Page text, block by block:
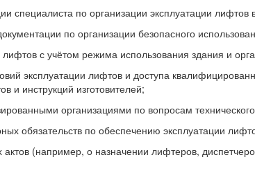
специалиста по организации эксплуатации лифтов
по организации безопасного
с учётом режима использования здания и
эксплуатации лифтов и доступа
и инструкций изготовителей;
организациями по вопросам
обязательств по обеспечению эксплуатации
актов (например, о назначении лифтеров,